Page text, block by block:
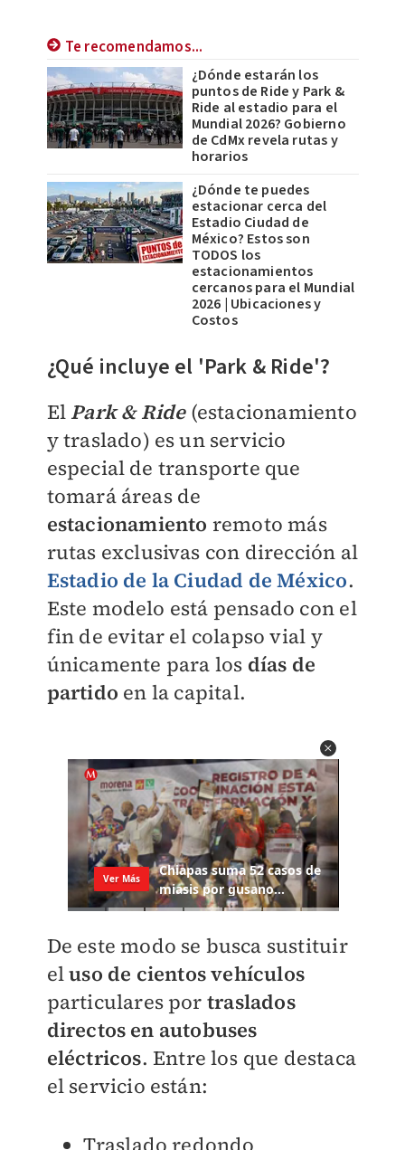
Te recomendamos...
¿Dónde estarán los
puntos de Ride y Park &
Ride al estadio para el
Mundial 2026? Gobierno
de CdMx revela rutas y
horarios
¿Dónde te puedes
estacionar cerca del
Estadio Ciudad de
México? Estos son
TODOS los
estacionamientos
cercanos para el Mundial
2026 | Ubicaciones y
Costos
¿Qué incluye el 'Park & Ride'?
El Park & Ride(estacionamiento
y traslado) es un servicio
especial de transporte que
tomará áreas de
estacionamiento remoto más
rutas exclusivas con dirección al
Estadio de la Ciudad de México.
Este modelo está pensado con el
fin de evitar el colapso vial y
únicamente para los días de
partido en la capital.
De este modo se busca sustituir
eluso de cientos vehículos
particulares por traslados
directos en autobuses
eléctricos. Entre los que destaca
el servicio están: